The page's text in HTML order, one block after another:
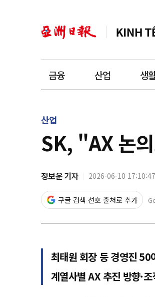
금융 산업 생
산업
SK, "AX 논
정보운 기자 2026-06-10 17:10:47
구글 검색 선호 출처로 추가
최태원 회장 등 경영진 50
계열사별 AX 추진 방향·